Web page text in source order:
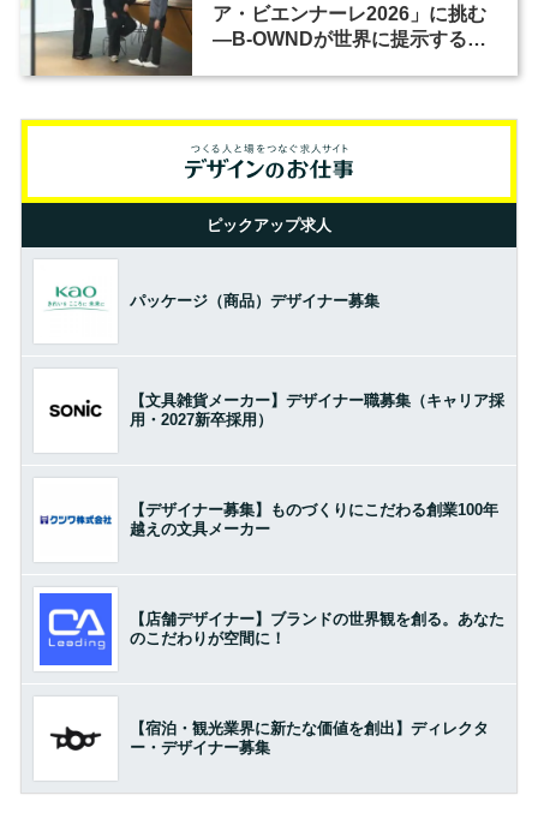
ア・ビエンナーレ2026」に挑む
―B-OWNDが世界に提示する美
ピックアップ求人
パッケージ（商品）デザイナー募集
【文具雑貨メーカー】デザイナー職募集（キャリア採
用・2027新卒採用）
【デザイナー募集】ものづくりにこだわる創業100年
越えの文具メーカー
【店舗デザイナー】ブランドの世界観を創る。あなた
のこだわりが空間に！
【宿泊・観光業界に新たな価値を創出】ディレクタ
ー・デザイナー募集